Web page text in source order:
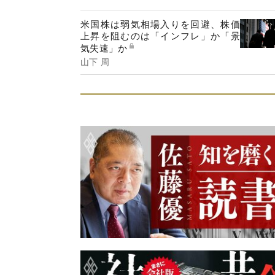
米国株は弱気相場入りを回避、株価
上昇を阻むのは「インフレ」か「景
気失速」か
山下 周